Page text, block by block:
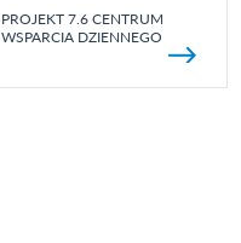
PROJEKT 7.6 CENTRUM
WSPARCIA DZIENNEGO